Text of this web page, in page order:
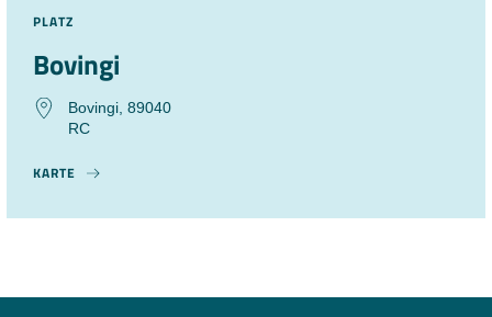
PLATZ
Bovingi
Bovingi, 89040
RC
KARTE